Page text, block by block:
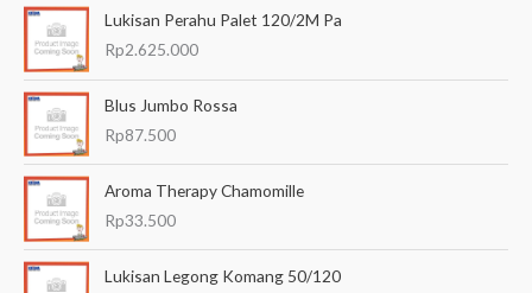
Lukisan Perahu Palet 120/2M Pa
Rp2.625.000
Blus Jumbo Rossa
Rp87.500
Aroma Therapy Chamomille
Rp33.500
Lukisan Legong Komang 50/120